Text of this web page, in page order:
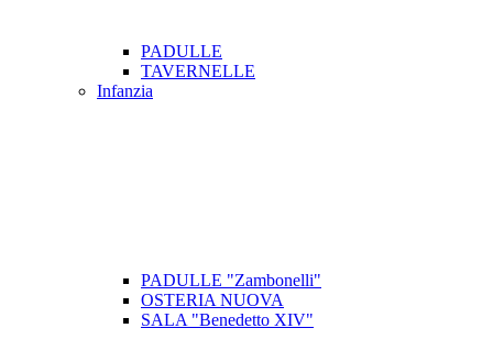
PADULLE
TAVERNELLE
Infanzia
PADULLE "Zambonelli"
OSTERIA NUOVA
SALA "Benedetto XIV"